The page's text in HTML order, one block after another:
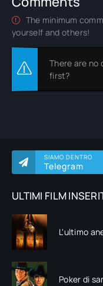
SIAMO DENTRO
Telegram
ULTIMI FILM
L'ultimo
Poker di
The minimum
yourself and others!
There are
first?